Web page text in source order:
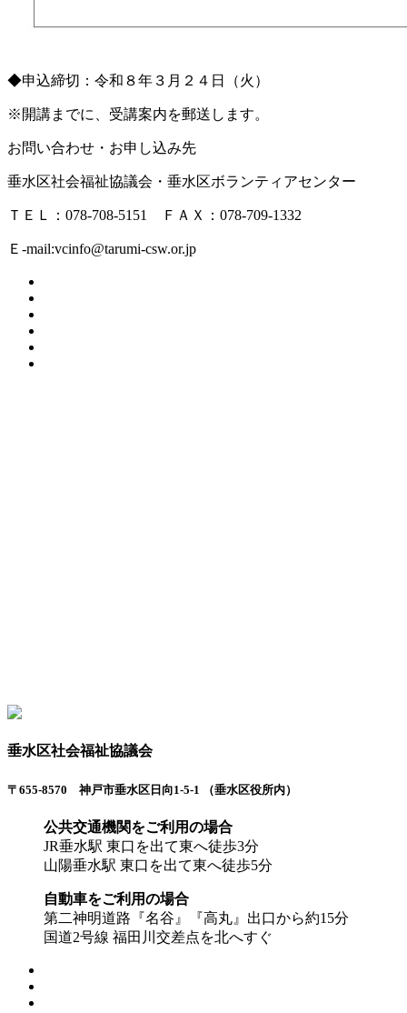
◆申込締切：令和８年３月２４日（火）
※開講までに、受講案内を郵送します。
お問い合わせ・お申し込み先
垂水区社会福祉協議会・垂水区ボランティアセンター
ＴＥＬ：078-708-5151 ＦＡＸ：078-709-1332
Ｅ-mail:vcinfo@tarumi-csw.or.jp
垂水区社会福祉協議会
〒655-8570 神戸市垂水区日向1-5-1 （垂水区役所内）
公共交通機関をご利用の場合
JR垂水駅 東口を出て東へ徒歩3分
山陽垂水駅 東口を出て東へ徒歩5分
自動車をご利用の場合
第二神明道路『名谷』『高丸』出口から約15分
国道2号線 福田川交差点を北へすぐ